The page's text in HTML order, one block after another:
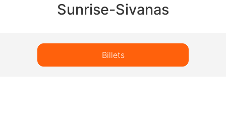
Sunrise-Sivanas
Billets